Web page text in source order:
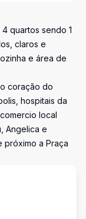
quartos sendo 1
claros e
e área de
coração do
hospitais da
local
Angelica e
próximo a Praça